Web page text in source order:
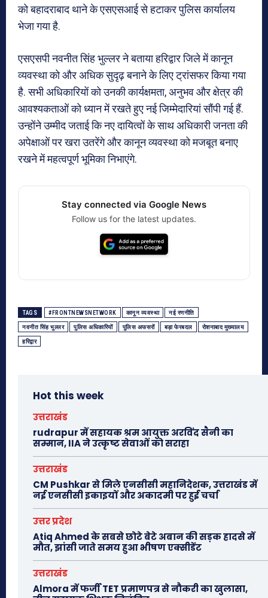
को बहादराबाद थाने के एसएसआई से हटाकर पुलिस कार्यालय
भेजा गया है.
एसएसपी नवनीत सिंह भुल्लर ने बताया हरिद्वार जिले में कानून
व्यवस्था को और अधिक सुदृढ़ बनाने के लिए ट्रांसफर किया गया
है. सभी अधिकारियों को उनकी कार्यक्षमता, अनुभव और क्षेत्र की
आवश्यकताओं को ध्यान में रखते हुए नई जिम्मेदारियां सौंपी गई हैं.
उन्होंने उम्मीद जताई कि नए दायित्वों के साथ अधिकारी जनता की
अपेक्षाओं पर खरा उतरेंगे और कानून व्यवस्था को मजबूत बनाए
रखने में महत्वपूर्ण भूमिका निभाएंगे.
Stay connected via Google News
Follow us for the latest updates.
TAGS #FRONTNEWSNETWORK कानून व्यवस्था नई रणनीति
नवनीत सिंह भुल्लर पुलिस अधिकारियों पुलिस अफसरों बड़ा फेरबदल रोशनाबाद मुख्यालय
हरिद्वार
Hot this week
उत्तराखंड
rudrapur में सहायक श्रम आयुक्त अरविंद सैनी का
सम्मान, IIA ने उत्कृष्ट सेवाओं को सराहा
उत्तराखंड
CM Pushkar से मिले एनसीसी महानिदेशक, उत्तराखंड में
नई एनसीसी इकाइयों और अकादमी पर हुई चर्चा
उत्तर प्रदेश
Atiq Ahmed के सबसे छोटे बेटे अबान की सड़क हादसे में
मौत, झांसी जाते समय हुआ भीषण एक्सीडेंट
उत्तराखंड
Almora में फर्जी TET प्रमाणपत्र से नौकरी का खुलासा,